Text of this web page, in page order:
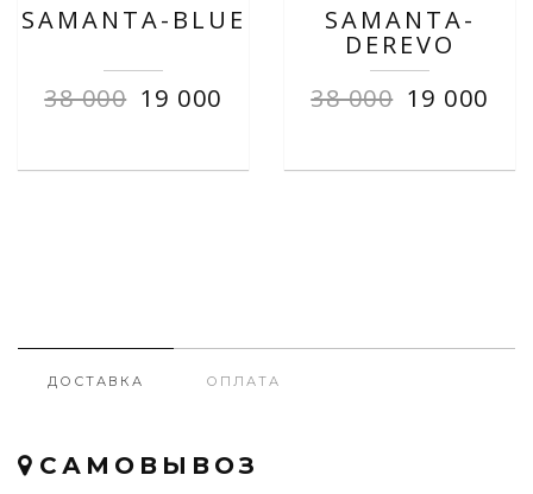
SAMANTA-BLUE
38 000 19 000
SAMANTA-
DEREVO
38 000 19 000
ДОСТАВКА ОПЛАТА
САМОВЫВОЗ